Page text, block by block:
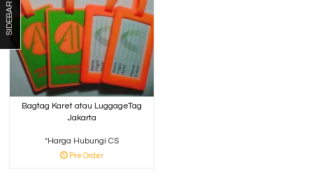
Bagtag Karet atau LuggageTag
Jakarta
*Harga Hubungi CS
Pre Order
SIDEBAR